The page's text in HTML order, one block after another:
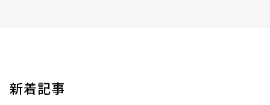
新着記事